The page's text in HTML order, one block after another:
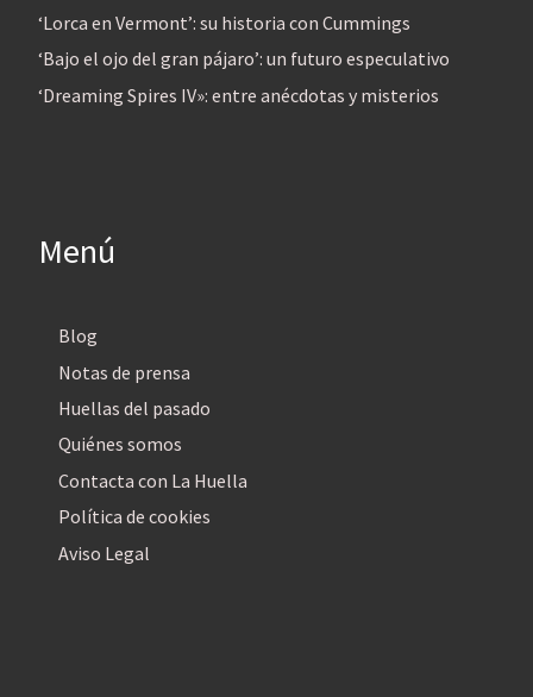
‘Lorca en Vermont’: su historia con Cummings
‘Bajo el ojo del gran pájaro’: un futuro especulativo
‘Dreaming Spires IV»: entre anécdotas y misterios
Menú
Blog
Notas de prensa
Huellas del pasado
Quiénes somos
Contacta con La Huella
Política de cookies
Aviso Legal